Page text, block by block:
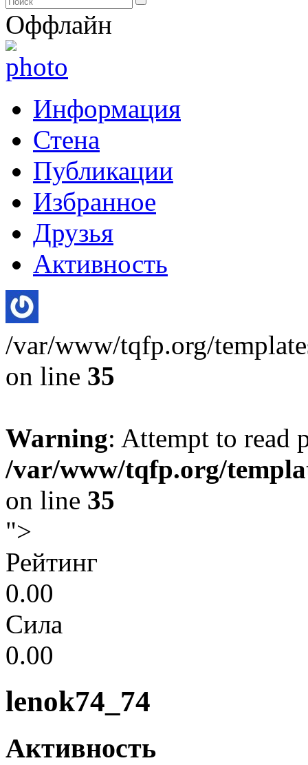
Оффлайн
Информация
Стена
Публикации
Избранное
Друзья
Активность
/var/www/tqfp.org/
on line 35
Warning: Attempt to read
/var/www/tqfp.org/
on line 35
">
Рейтинг
0.00
Сила
0.00
lenok74_74
Активность